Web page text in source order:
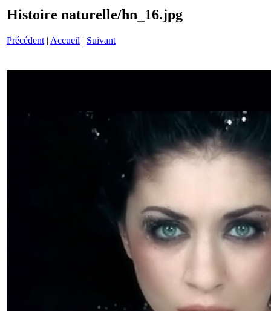
Histoire naturelle/hn_16.jpg
Précédent | Accueil | Suivant